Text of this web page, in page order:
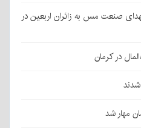
صنعت مس به زائران اربعین در
در کرمان
مهار شد